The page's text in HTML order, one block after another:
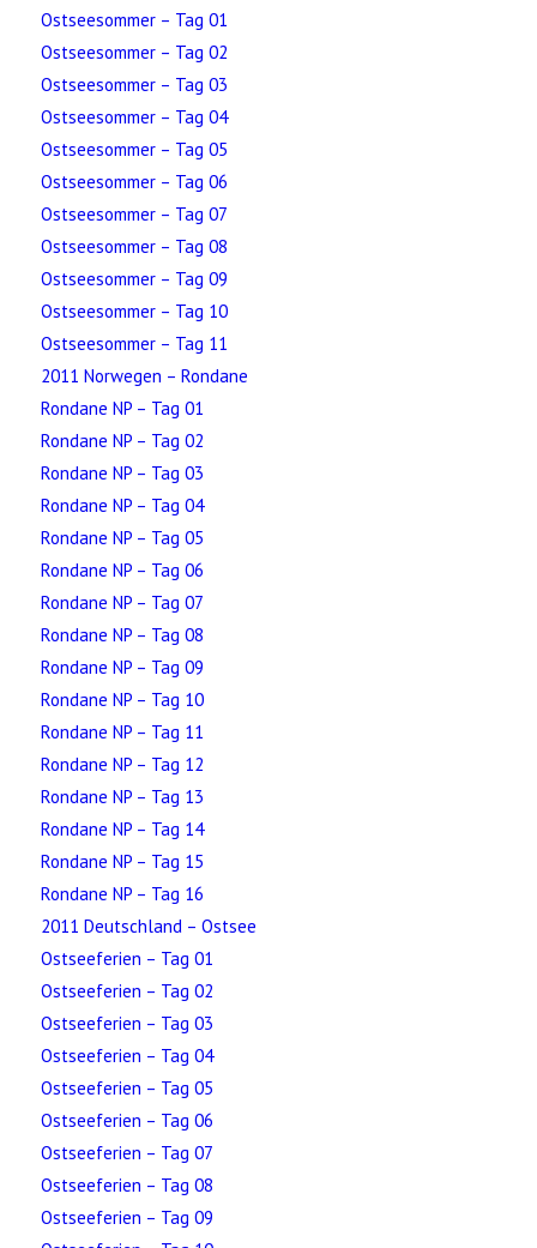
Ostseesommer – Tag 01
Ostseesommer – Tag 02
Ostseesommer – Tag 03
Ostseesommer – Tag 04
Ostseesommer – Tag 05
Ostseesommer – Tag 06
Ostseesommer – Tag 07
Ostseesommer – Tag 08
Ostseesommer – Tag 09
Ostseesommer – Tag 10
Ostseesommer – Tag 11
2011 Norwegen – Rondane
Rondane NP – Tag 01
Rondane NP – Tag 02
Rondane NP – Tag 03
Rondane NP – Tag 04
Rondane NP – Tag 05
Rondane NP – Tag 06
Rondane NP – Tag 07
Rondane NP – Tag 08
Rondane NP – Tag 09
Rondane NP – Tag 10
Rondane NP – Tag 11
Rondane NP – Tag 12
Rondane NP – Tag 13
Rondane NP – Tag 14
Rondane NP – Tag 15
Rondane NP – Tag 16
2011 Deutschland – Ostsee
Ostseeferien – Tag 01
Ostseeferien – Tag 02
Ostseeferien – Tag 03
Ostseeferien – Tag 04
Ostseeferien – Tag 05
Ostseeferien – Tag 06
Ostseeferien – Tag 07
Ostseeferien – Tag 08
Ostseeferien – Tag 09